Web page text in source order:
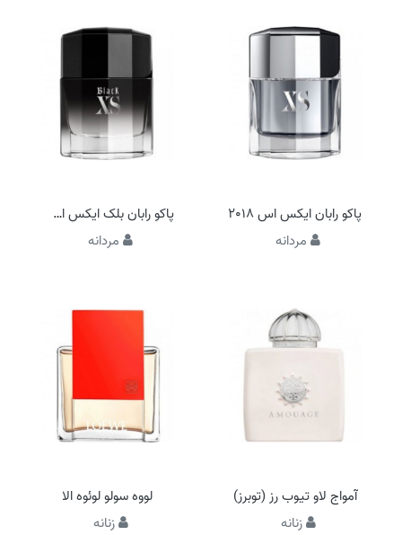
پاکو رابان ایکس اس 2018
مردانه
پاکو رابان بلک ایکس اس 2018
مردانه
آمواج لاو تیوب رز (توبرز)
زنانه
لووه سولو لوئوه الا
زنانه